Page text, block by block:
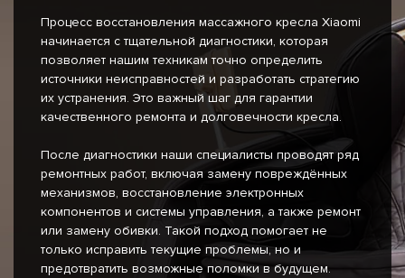
Процесс восстановления массажного кресла Xiaomi
начинается с тщательной диагностики, которая
позволяет нашим техникам точно определить
источники неисправностей и разработать стратегию
их устранения. Это важный шаг для гарантии
качественного ремонта и долговечности кресла.
После диагностики наши специалисты проводят ряд
ремонтных работ, включая замену повреждённых
механизмов, восстановление электронных
компонентов и системы управления, а также ремонт
или замену обивки. Такой подход помогает не
только исправить текущие проблемы, но и
предотвратить возможные поломки в будущем.